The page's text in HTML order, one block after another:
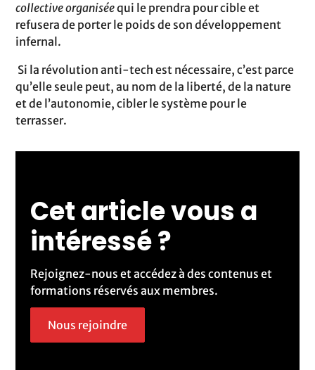
collective organiséequi le prendra pour cible et
refusera de porter le poids de son développement
infernal.
Si la révolution anti-tech est nécessaire, c’est parce
qu’elle seule peut, au nom de la liberté, de la nature
et de l’autonomie, cibler le système pour le
terrasser.
Cet article vous a
intéressé ?
Rejoignez-nous et accédez à des contenus et
formations réservés aux membres.
Nous rejoindre